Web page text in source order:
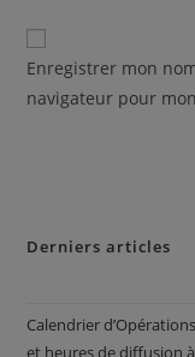
Enregistrer mon
navigateur pour
Derniers articles
Calendrier